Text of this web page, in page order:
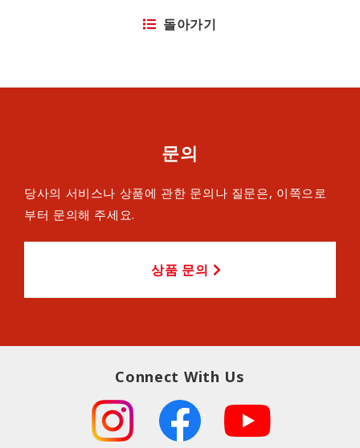
돌아가기
문의
당사의 서비스나 상품에 관한 문의나 질문은, 이쪽으로
부터 문의해 주세요.
상품 문의
Connect With Us